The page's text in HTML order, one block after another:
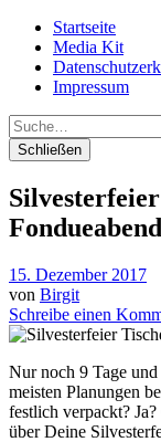
Startseite
Media Kit
Impressum
Suche
Schließen
15. Dezember 2017
von Birgit
Schreibe einen
Nur noch 9 Tage
meisten Planungen
festlich verpackt?
über Deine